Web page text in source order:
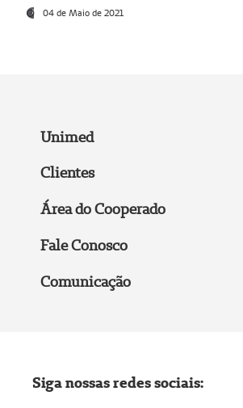
04 de Maio de 2021
Unimed
Clientes
Área do Cooperado
Fale Conosco
Comunicação
Siga nossas redes sociais: